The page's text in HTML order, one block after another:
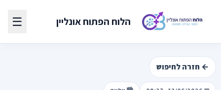
הלוח הפתוח אונליין ☰
← חזרה לחיפוש